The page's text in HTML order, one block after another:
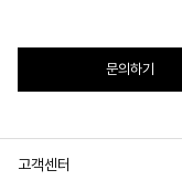
문의하기
고객센터